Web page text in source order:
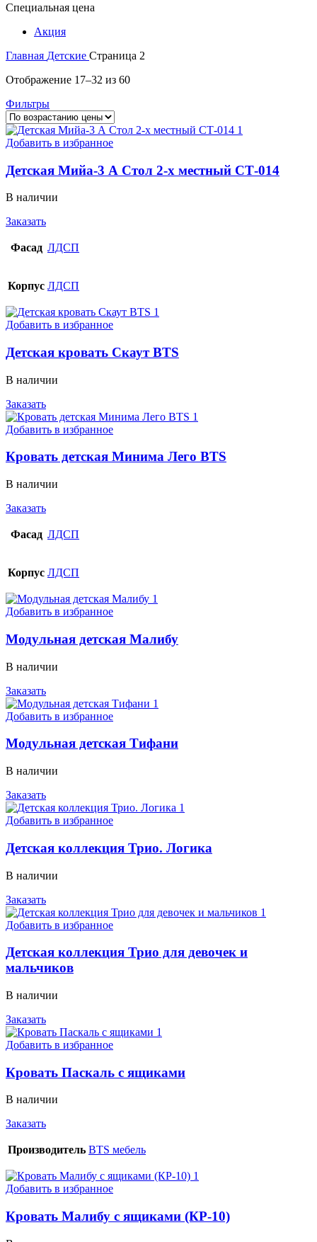
Специальная цена
Акция
Главная Детские Страница 2
Отображение 17–32 из 60Цены:
Фильтры
Добавить в избранное
Детская Мийа-3 А Стол 2-х местный СТ-014
В наличии
Заказать
Фасад ЛДСП
Корпус ЛДСП
Добавить в избранное
Детская кровать Скаут BTS
В наличии
Заказать
Добавить в избранное
Кровать детская Минима Лего BTS
В наличии
Заказать
Фасад ЛДСП
Корпус ЛДСП
Добавить в избранное
Модульная детская Малибу
В наличии
Заказать
Добавить в избранное
Модульная детская Тифани
В наличии
Заказать
Добавить в избранное
Детская коллекция Трио. Логика
В наличии
Заказать
Добавить в избранное
Детская коллекция Трио для девочек и
мальчиков
В наличии
Заказать
Добавить в избранное
Кровать Паскаль с ящиками
В наличии
Заказать
Производитель BTS мебель
Добавить в избранное
Кровать Малибу с ящиками (КР-10)